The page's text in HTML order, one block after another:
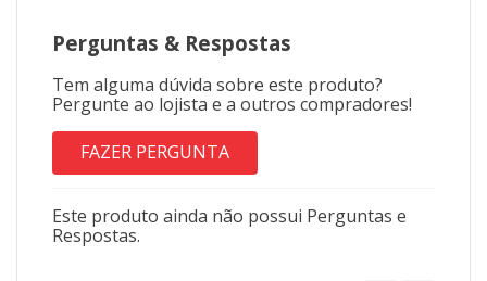
Perguntas & Respostas
Tem alguma dúvida sobre este produto?
Pergunte ao lojista e a outros compradores!
FAZER PERGUNTA
Este produto ainda não possui Perguntas e
Respostas.